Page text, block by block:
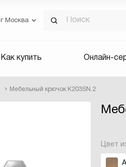
г Москва
Как купить Онлайн-
Мебельный крючок K203SN.2
Цвет